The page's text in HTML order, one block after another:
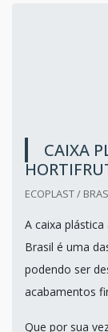
CAIXA
ECOPLAST /
A caixa
Brasil é uma
podendo ser
acabamentos
Que por sua